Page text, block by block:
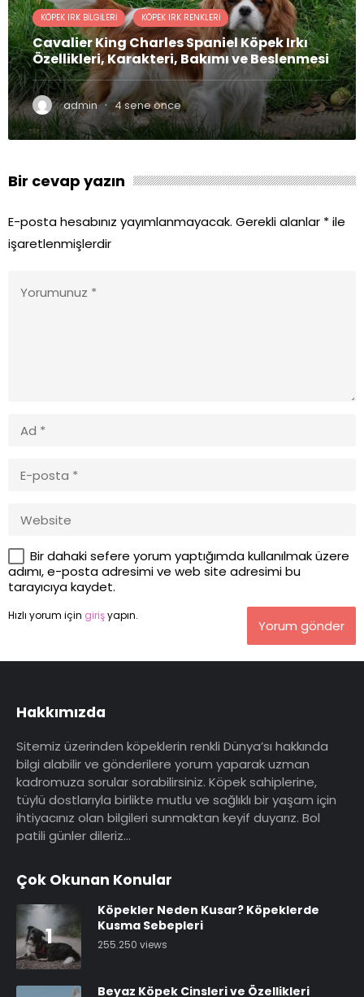
KÖPEK IRK BILGILERI KÖPEK IRK RENKLERI
Cavalier King Charles Spaniel Köpek Irkı
Özellikleri, Karakteri, Bakımı ve Beslenmesi
admin · 4 sene önce
Bir cevap yazın
E-posta hesabınız yayımlanmayacak. Gerekli alanlar *ile
işaretlenmişlerdir
Bir dahaki sefere yorum yaptığımda kullanılmak üzere
adımı, e-posta adresimi ve web site adresimi bu
tarayıcıya kaydet.
Hızlı yorum için girişyapın.
Yorum gönder
Hakkımızda
Sitemiz üzerinden köpeklerin renkli Dünya’sı hakkında
bilgi alabilir ve gönderilere yorum yaparak uzman
kadromuza sorular sorabilirsiniz. Köpek sahiplerine,
tüylü dostlarıyla birlikte mutlu ve sağlıklı bir yaşam için
ihtiyacınız olan bilgileri sunmaktan keyif duyarız. Bol
patili günler dileriz…
Çok Okunan Konular
1
Köpekler Neden Kusar? Köpeklerde
Kusma Sebepleri
255.250 views
Beyaz Köpek Cinsleri ve Özellikleri